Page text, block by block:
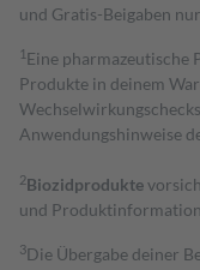
und Gratis-Beigaben
1 Eine pharmazeutische
Produkte in deinem
Anwendungshinweise
2Biozidprodukte
und
3Die Übergabe deiner